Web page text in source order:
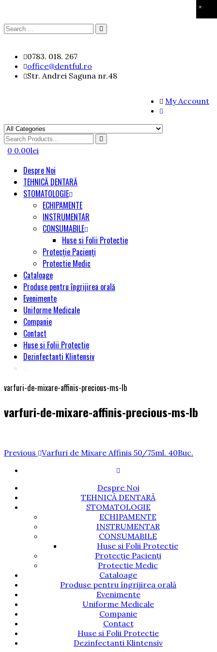
×
Search
content
0783. 018. 267
office@dentful.ro
Str. Andrei Saguna nr.48
My Account
Search
for
0 0.00lei
Despre Noi
TEHNICĂ DENTARĂ
STOMATOLOGIE
ECHIPAMENTE
INSTRUMENTAR
CONSUMABILE
Huse si Folii Protectie
Protecție Pacienți
Protectie Medic
Cataloage
Produse pentru îngrijirea orală
Evenimente
Uniforme Medicale
Companie
Contact
Huse si Folii Protectie
Dezinfectanti Klintensiv
varfuri-de-mixare-affinis-precious-ms-lb
varfuri-de-mixare-affinis-precious-ms-lb
Navigare
articole
Previous
Previous Varfuri de Mixare Affinis 50/75ml. 40Buc.
Despre Noi
TEHNICĂ DENTARĂ
STOMATOLOGIE
ECHIPAMENTE
INSTRUMENTAR
CONSUMABILE
Huse si Folii Protectie
Protecție Pacienți
Protectie Medic
Cataloage
Produse pentru îngrijirea orală
Evenimente
Uniforme Medicale
Companie
Contact
Huse si Folii Protectie
Dezinfectanti Klintensiv